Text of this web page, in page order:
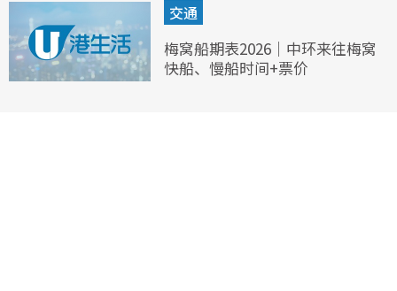
交通
梅窝船期表2026｜中环来往梅窝
快船、慢船时间+票价